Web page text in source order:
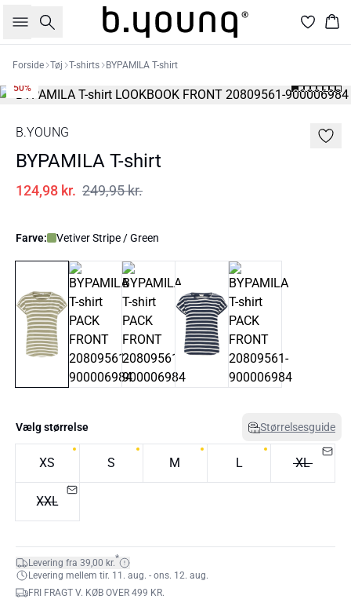
Søg
Forside Tøj T-shirts BYPAMILA T-shirt
50%
B.YOUNG
BYPAMILA T-shirt
124,98 kr. 249,95 kr.
Farve: Vetiver Stripe / Green
Vælg størrelse Størrelsesguide
XS S M L XL
XXL
Levering fra 39,00 kr.*
Levering mellem tir. 11. aug. - ons. 12. aug.
FRI FRAGT V. KØB OVER 499 KR.